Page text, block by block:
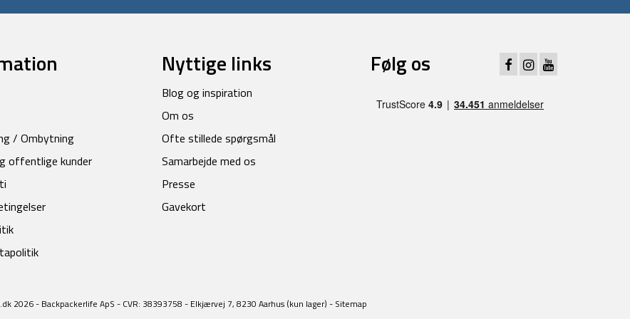
/ Ombytning
offentlige kunder
Nyttige links
Blog og inspiration
Om os
Ofte stillede spørgsmål
Samarbejde med os
Presse
Gavekort
Følg os
2026 - Backpackerlife ApS - CVR: 38393758 - Elkjærvej 7, 8230 Aarhus (kun lager) - Sitemap